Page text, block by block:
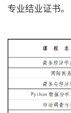
专业结业证书。